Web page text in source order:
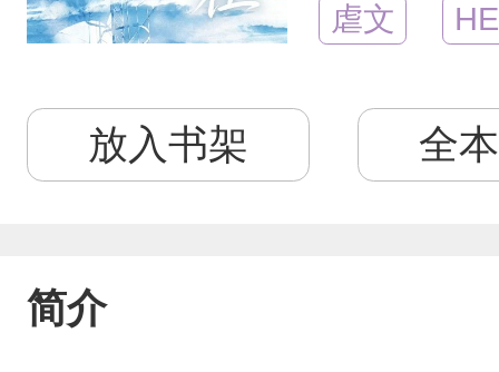
虐文 HE
放入书架 全
简介